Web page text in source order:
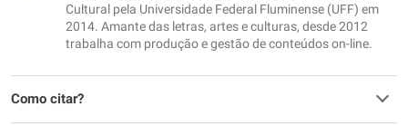
Cultural pela Universidade Federal Fluminense (UFF) em
2014. Amante das letras, artes e culturas, desde 2012
trabalha com produção e gestão de conteúdos on-line.
Como citar?